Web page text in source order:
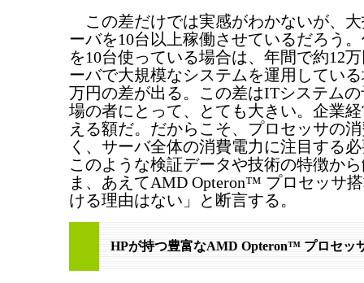
この差だけでは実感がわかないが、
ーバを10台以上稼働させているだろう。
を10台使っている場合は、年間で約12
ーバで大規模なシステムを運用してい
万円の差が出る。この差はITシステム
場の者にとって、とても大きい。企業
える額だ。だからこそ、プロセッサの
く、サーバ全体の消費電力に注目する
このような検証データや技術の特徴か
ま、あえてAMD Opteron™ プロセッサ
ける理由はない」と断言する。
HPが持つ豊富なAMD Opteron™ プロセッ